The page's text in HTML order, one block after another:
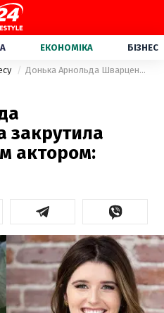
ЕКОНОМІКА БІЗНЕС
Донька Арнольда Шварценеггера закрутила роман з відомим актором: фотофакт
закрутила
актором: